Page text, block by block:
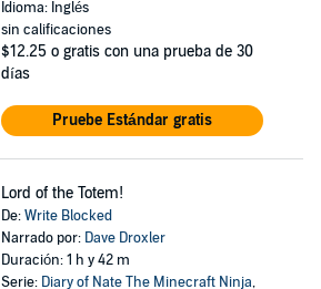
Idioma: Inglés
sin calificaciones
$12.25 o gratis con una prueba de 30
días
Pruebe Estándar gratis
Lord of the Totem!
De:Write Blocked
Narrado por: Dave Droxler
Duración: 1 h y 42 m
Serie: Diary of Nate The Minecraft Ninja,